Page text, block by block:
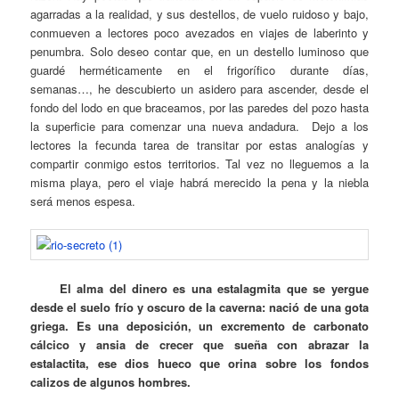
agarradas a la realidad, y sus destellos, de vuelo ruidoso y bajo,
conmueven a lectores poco avezados en viajes de laberinto y
penumbra. Solo deseo contar que, en un destello luminoso que
guardé herméticamente en el frigorífico durante días,
semanas…, he descubierto un asidero para ascender, desde el
fondo del lodo en que braceamos, por las paredes del pozo hasta
la superficie para comenzar una nueva andadura. Dejo a los
lectores la fecunda tarea de transitar por estas analogías y
compartir conmigo estos territorios. Tal vez no lleguemos a la
misma playa, pero el viaje habrá merecido la pena y la niebla
será menos espesa.
El alma del dinero es una estalagmita que se yergue
desde el suelo frío y oscuro de la caverna: nació de una gota
griega. Es una deposición, un excremento de carbonato
cálcico y ansia de crecer que sueña con abrazar la
estalactita, ese dios hueco que orina sobre los fondos
calizos de algunos hombres.